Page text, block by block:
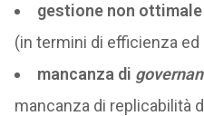
gestione non ottimale
(in termini di efficienza ed
mancanza di
mancanza di replicabilità